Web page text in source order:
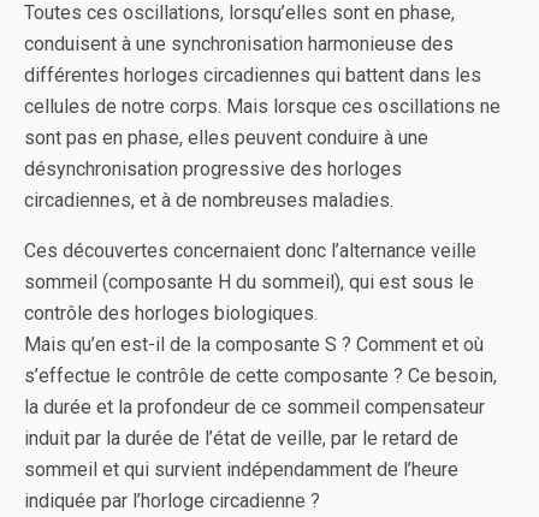
Toutes ces oscillations, lorsqu’elles sont en phase,
conduisent à une synchronisation harmonieuse des
différentes horloges circadiennes qui battent dans les
cellules de notre corps. Mais lorsque ces oscillations ne
sont pas en phase, elles peuvent conduire à une
désynchronisation progressive des horloges
circadiennes, et à de nombreuses maladies.
Ces découvertes concernaient donc l’alternance veille
sommeil (composante H du sommeil), qui est sous le
contrôle des horloges biologiques.
Mais qu’en est-il de la composante S ? Comment et où
s’effectue le contrôle de cette composante ? Ce besoin,
la durée et la profondeur de ce sommeil compensateur
induit par la durée de l’état de veille, par le retard de
sommeil et qui survient indépendamment de l’heure
indiquée par l’horloge circadienne ?